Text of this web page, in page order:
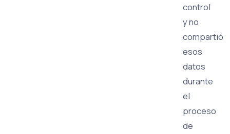
control
y no
compartió
esos
datos
durante
el
proceso
de